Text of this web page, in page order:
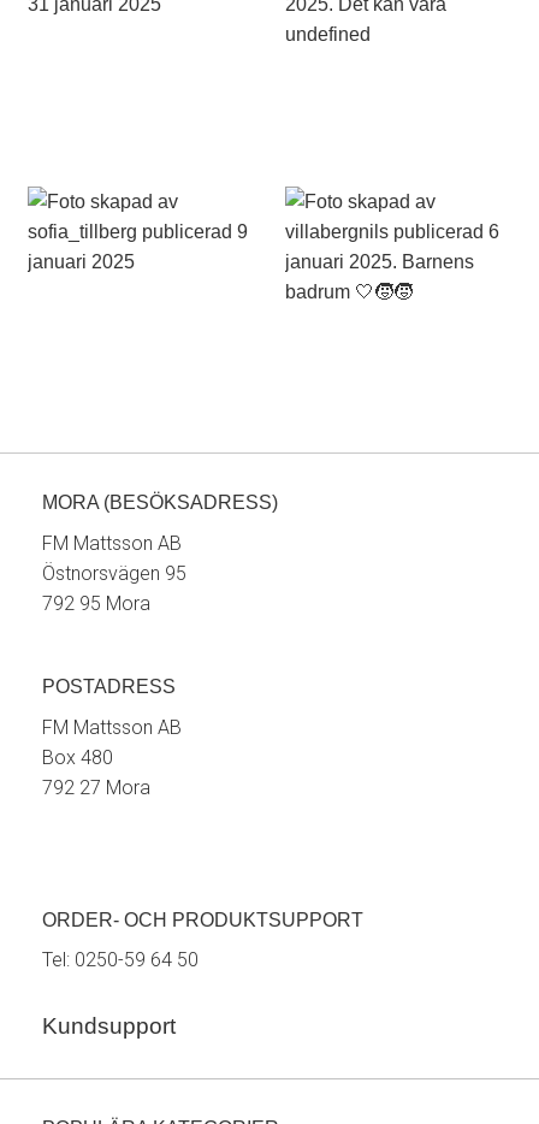
MORA (BESÖKSADRESS)
FM Mattsson AB
Östnorsvägen 95
792 95 Mora
POSTADRESS
FM Mattsson AB
Box 480
792 27 Mora
ORDER- OCH PRODUKTSUPPORT
Tel: 0250-59 64 50
Kundsupport